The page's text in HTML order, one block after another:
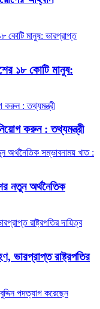
১৮ কোটি মানুষ:
করুন : তথ্যমন্ত্রী
নতুন অর্থনৈতিক
ভারপ্রাপ্ত রাষ্ট্রপতির